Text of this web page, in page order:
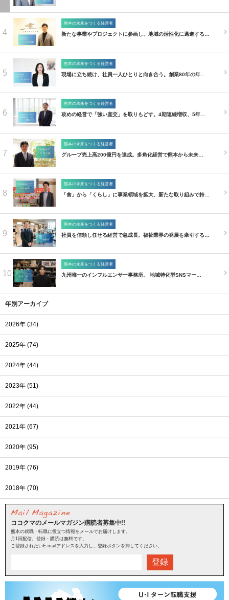
4
熊本の未来をつくる経営者
新たな事業やプロジェクトに参画し、地域の活性化に邁進する…
5
熊本の未来をつくる経営者
現場に立ち続け、社員一人ひとりと向き合う。創業80年の年…
6
熊本の未来をつくる経営者
攻めの経営で「強い産交」を取りもどす。4期連続増収、5年…
7
熊本の未来をつくる経営者
グループ売上高200億円を達成。多角化経営で熊本から未来…
8
熊本の未来をつくる経営者
「食」から「くらし」に事業領域を拡大、新たな取り組みで持…
9
熊本の未来をつくる経営者
社員を信頼し任せる経営で急成長。福祉業界の発展を牽引する…
10
熊本の未来をつくる経営者
九州唯一のインフルエンサー事務所。 地域特化型SNSマー…
年別アーカイブ
2026年 (34)
2025年 (74)
2024年 (44)
2023年 (51)
2022年 (44)
2021年 (67)
2020年 (95)
2019年 (76)
2018年 (70)
ココクマのメールマガジン購読者募集中!!
熊本の就職・転職に役立つ情報をメールでお届けします。
月1回配信。登録・購読は無料です。
ご登録されたいE-mailアドレスを入力し、登録ボタンを押してください。
登録